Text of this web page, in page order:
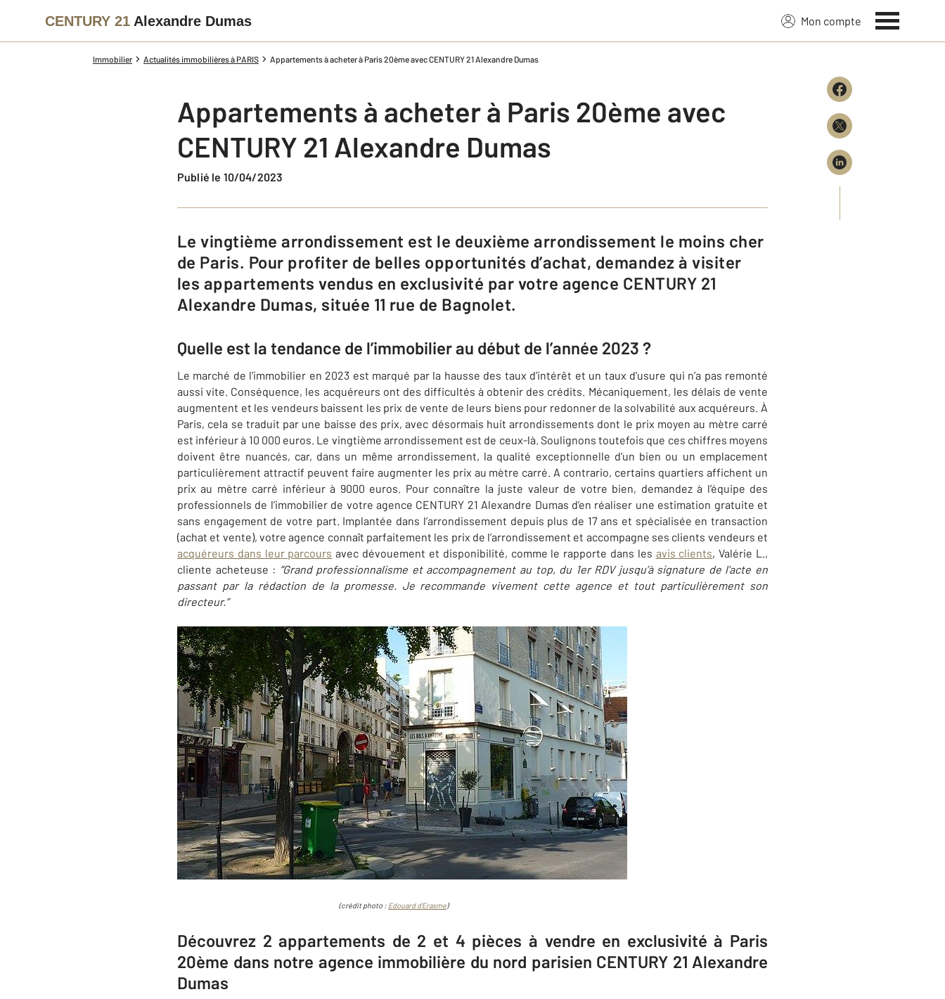
CENTURY 21 Alexandre Dumas Mon compte
Immobilier Actualités immobilières à PARIS Appartements à acheter à Paris 20ème avec CENTURY 21 Alexandre Dumas
Appartements à acheter à Paris 20ème avec
CENTURY 21 Alexandre Dumas
Publié le 10/04/2023
Le vingtième arrondissement est le deuxième arrondissement le moins cher
de Paris. Pour profiter de belles opportunités d’achat, demandez à visiter
les appartements vendus en exclusivité par votre agence CENTURY 21
Alexandre Dumas, située 11 rue de Bagnolet.
Quelle est la tendance de l’immobilier au début de l’année 2023 ?
Le marché de l’immobilier en 2023 est marqué par la hausse des taux d’intérêt et un taux d’usure qui n’a pas remonté
aussi vite. Conséquence, les acquéreurs ont des difficultés à obtenir des crédits. Mécaniquement, les délais de vente
augmentent et les vendeurs baissent les prix de vente de leurs biens pour redonner de la solvabilité aux acquéreurs. À
Paris, cela se traduit par une baisse des prix, avec désormais huit arrondissements dont le prix moyen au mètre carré
est inférieur à 10 000 euros. Le vingtième arrondissement est de ceux-là. Soulignons toutefois que ces chiffres moyens
doivent être nuancés, car, dans un même arrondissement, la qualité exceptionnelle d’un bien ou un emplacement
particulièrement attractif peuvent faire augmenter les prix au mètre carré. A contrario, certains quartiers affichent un
prix au mètre carré inférieur à 9000 euros. Pour connaître la juste valeur de votre bien, demandez à l’équipe des
professionnels de l’immobilier de votre agence CENTURY 21 Alexandre Dumas d’en réaliser une estimation gratuite et
sans engagement de votre part. Implantée dans l’arrondissement depuis plus de 17 ans et spécialisée en transaction
(achat et vente), votre agence connaît parfaitement les prix de l’arrondissement et accompagne ses clients vendeurs et
acquéreurs dans leur parcours avec dévouement et disponibilité, comme le rapporte dans les avis clients, Valérie L.,
cliente acheteuse : “Grand professionnalisme et accompagnement au top, du 1er RDV jusqu’à signature de l’acte en
passant par la rédaction de la promesse. Je recommande vivement cette agence et tout particulièrement son
directeur.”
(crédit photo : Edouard d'Erasme)
Découvrez 2 appartements de 2 et 4 pièces à vendre en exclusivité à Paris
20ème dans notre agence immobilière du nord parisien CENTURY 21 Alexandre
Dumas